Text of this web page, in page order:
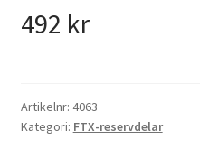
492 kr
Artikelnr: 4063
Kategori: FTX-reservdelar